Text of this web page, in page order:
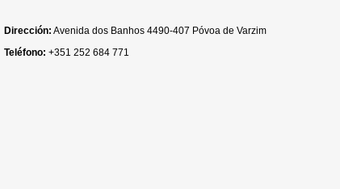
Dirección: Avenida dos Banhos 4490-407 Póvoa de Varzim
Teléfono: +351 252 684 771